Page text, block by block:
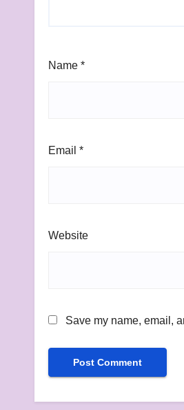
Name *
Email *
Website
Save my name, email,